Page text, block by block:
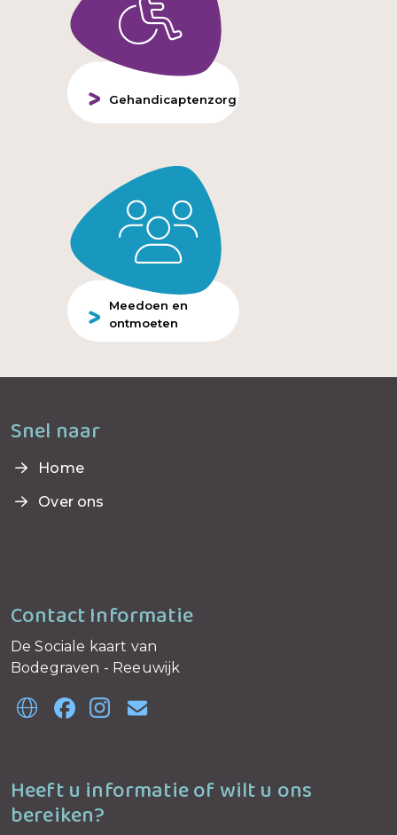
Gehandicaptenzorg
Meedoen en
ontmoeten
Snel naar
Home
Over ons
Contact Informatie
De Sociale kaart van
Bodegraven - Reeuwijk
Heeft u informatie of wilt u ons
bereiken?